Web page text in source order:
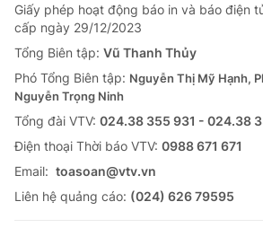
Giấy phép hoạt động báo in và báo điện
cấp ngày 29/12/2023
Tổng Biên tập: Vũ Thanh Thủy
Phó Tổng Biên tập: Nguyễn Thị Mỹ Hạnh,
Nguyễn Trọng Ninh
Tổng đài VTV: 024.38 355 931 - 024.38
Ðiện thoại Thời báo VTV: 0988 671 671
Email: toasoan@vtv.vn
Liên hệ quảng cáo: (024) 626 79595